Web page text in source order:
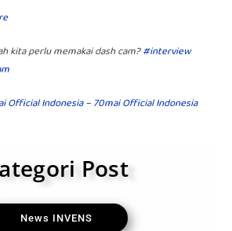
kita perlu memakai dash cam?#interview
Official Indonesia – 70mai Official Indonesia
Post
News INVENS